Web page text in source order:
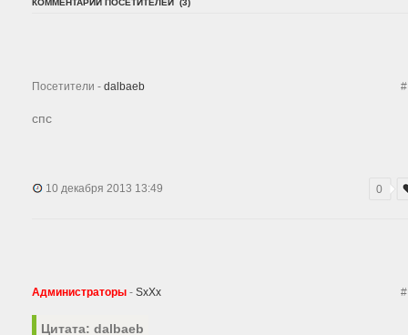
КОММЕНТАРИИ ПОСЕТИТЕЛЕЙ (3)
Посетители - dalbaeb
спс
10 декабря 2013 13:49 0
Администраторы - SxXx
Цитата: dalbaeb